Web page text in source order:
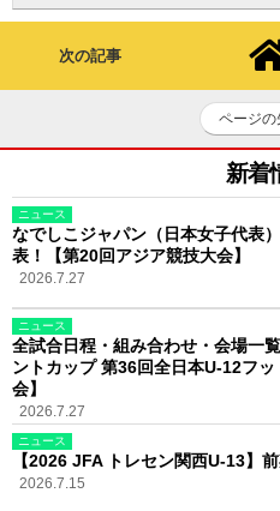
次の記事
ページの
新着
ニュース
なでしこジャパン（日本女子代表
表！【第20回アジア競技大会】
2026.7.27
ニュース
全試合日程・組み合わせ・会場一
ントカップ 第36回全日本U-12フ
会】
2026.7.27
ニュース
【2026 JFA トレセン関西U-13】
2026.7.15